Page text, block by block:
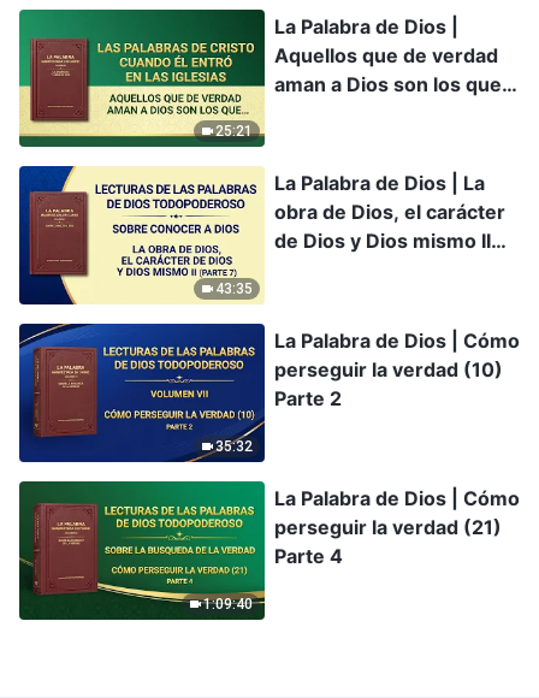
25:21
La Palabra de Dios |
Aquellos que de verdad
aman a Dios son los que
practicidad
43:35
La Palabra de Dios | La
obra de Dios, el carácter
de Dios y Dios mismo II
35:32
La Palabra de Dios | Cómo
perseguir la verdad (10)
Parte 2
1:09:40
La Palabra de Dios | Cómo
perseguir la verdad (21)
Parte 4